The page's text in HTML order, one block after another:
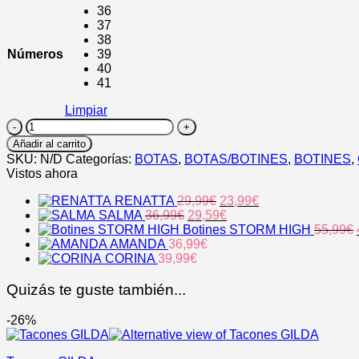
Números
36
37
38
39
40
41
Limpiar
AMANDA
cantidad
Añadir al carrito
SKU: N/D Categorías: BOTAS, BOTAS/BOTINES, BOTINES,
Vistos ahora
RENATTA 29,99€ El
precio
original
23,99€El
actual
SALMA 36,99€ El
precio
original
era:
29,59€El
precio
Botines STORM HIGH 55,99€
AMANDA 36,99€
CORINA 39,99€
Quizás te guste también...
-26%